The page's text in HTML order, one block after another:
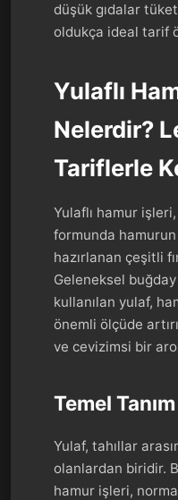
düşük gıdalar
oldukça ideal tarif
Yulaflı
Nelerdir?
Tariflerle
Yulaflı hamur
formunda
hazırlanan çeşitli
Geleneksel
kullanılan yulaf,
önemli ölçüde
ve cevizimsi bir
Temel Tanım
Yulaf, tahıllar
olanlardan biridir.
hamur işleri,